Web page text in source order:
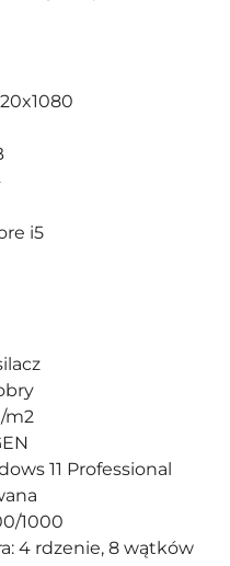
i5
m2
11 Professional
1000
4 rdzenie, 8 wątków